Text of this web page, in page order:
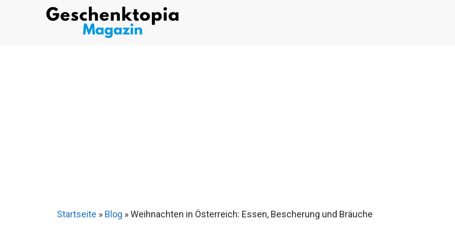
Startseite » Blog »Weihnachten in Österreich: Essen, Bescherung und Bräuche